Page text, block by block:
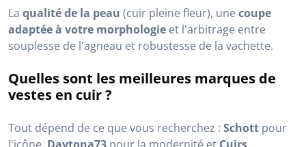
La qualité de la peau (cuir pleine fleur), unecoupe
adaptée à votre morphologie et l'arbitrage entre
souplesse de l'agneau et robustesse de la vachette.
Quelles sont les meilleures marques de
vestes en cuir ?
Tout dépend de ce que vous recherchez : Schott pour